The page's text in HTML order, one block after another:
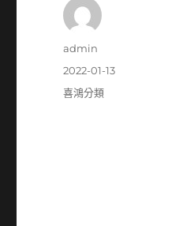
作
admin
發
佈
2022-01-13
分
喜鴻分類